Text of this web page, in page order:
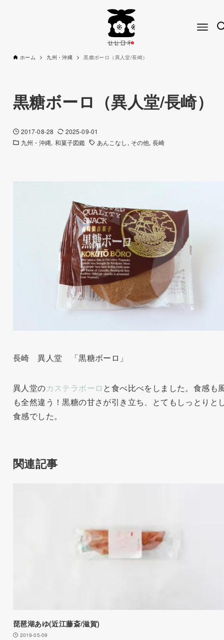
ホーム 九州・沖縄 黒糖ボーロ（異人堂/長崎）
黒糖ボーロ（異人堂/長崎）
2017-08-28
2025-09-01
九州・沖縄 和菓子図鑑 あんこなし その他 長崎
長崎 異人堂 「黒糖ボーロ」
異人堂のカステラボーロ と食べ比べをしました。食感も
も全然違う！黒糖の甘さが引き立ち、とてもしっとりと
食感でした。
関連記事
琵琶湖あゆ(近江藤斎/滋賀)
2019-05-09